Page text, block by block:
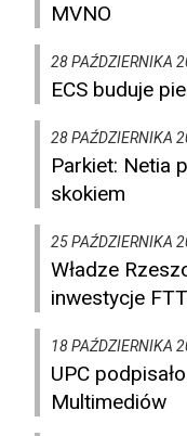
MVNO
28 PAŹDZIERNIKA
ECS buduje
28 PAŹDZIERNIKA
Parkiet: Netia
skokiem
25 PAŹDZIERNIKA
Władze
inwestycje
18 PAŹDZIERNIKA
UPC
Multimediów